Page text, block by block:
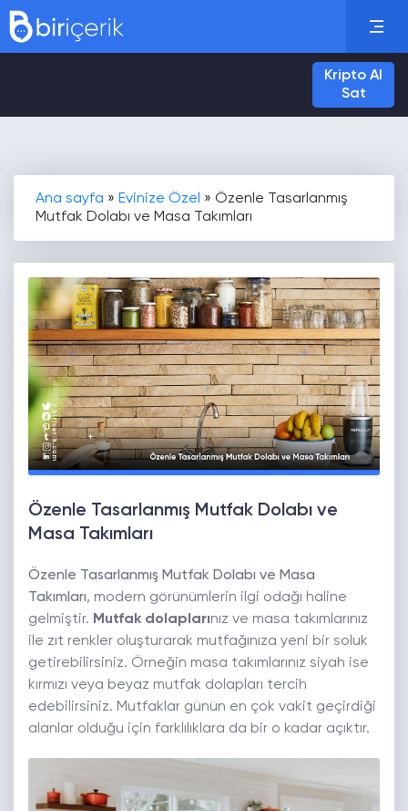
Kripto Al
Sat
Ana sayfa » Evinize Özel » Özenle Tasarlanmış
Mutfak Dolabı ve Masa Takımları
Özenle Tasarlanmış Mutfak Dolabı ve
Masa Takımları
Özenle Tasarlanmış Mutfak Dolabı ve Masa
Takımları, modern görünümlerin ilgi odağı haline
gelmiştir. Mutfak dolaplarınız ve masa takımlarınız
ile zıt renkler oluşturarak mutfağınıza yeni bir soluk
getirebilirsiniz. Örneğin masa takımlarınız siyah ise
kırmızı veya beyaz mutfak dolapları tercih
edebilirsiniz. Mutfaklar günün en çok vakit geçirdiği
alanlar olduğu için farklılıklara da bir o kadar açıktır.